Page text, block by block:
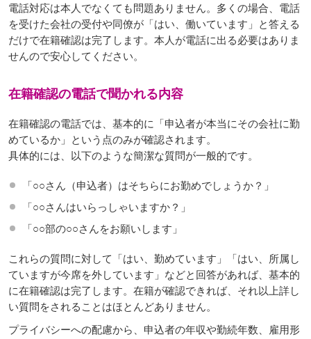
電話対応は本人でなくても問題ありません。多くの場合、電話
を受けた会社の受付や同僚が「はい、働いています」と答える
だけで在籍確認は完了します。本人が電話に出る必要はありま
せんので安心してください。
在籍確認の電話で聞かれる内容
在籍確認の電話では、基本的に「申込者が本当にその会社に勤
めているか」という点のみが確認されます。
具体的には、以下のような簡潔な質問が一般的です。
「○○さん（申込者）はそちらにお勤めでしょうか？」
「○○さんはいらっしゃいますか？」
「○○部の○○さんをお願いします」
これらの質問に対して「はい、勤めています」「はい、所属し
ていますが今席を外しています」などと回答があれば、基本的
に在籍確認は完了します。在籍が確認できれば、それ以上詳し
い質問をされることはほとんどありません。
プライバシーへの配慮から、申込者の年収や勤続年数、雇用形